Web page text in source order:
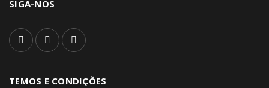
SIGA-NOS
TEMOS E CONDIÇÕES